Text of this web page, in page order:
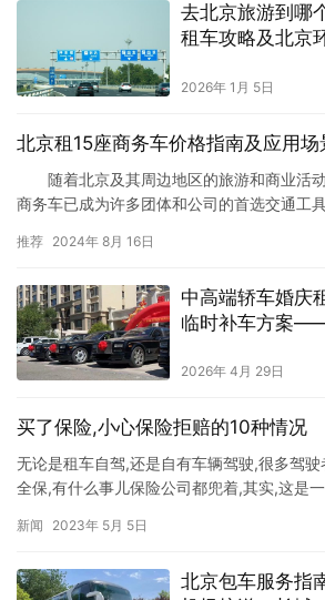
去北京旅游到哪
租车攻略及北京
2026年 1月 5日
北京租15座商务车价格指南及应用场
随着北京及其周边地区的旅游和商业活
商务车已成为许多团体和公司的首选交通工
边的旅游还是公司团队的出行，租赁15座商
同场景中的应用。 一、15座商务车的
赁…
推荐 2024年 8月 16日
中高端轿车婚庆
临时补车方案
2026年 4月 29日
买了保险,小心保险拒赔的10种情况
无论是租车自驾,还是自有车辆驾驶,很多驾
全保,有什么事儿保险公司都兜着,其实,这是
保险拒赔的10种情况文章来源:北京租车
款就行了,没什么好讲的;大多数…
新闻 2023年 5月 5日
北京包车服务指